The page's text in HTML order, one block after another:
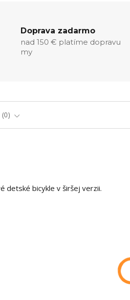
Doprava zadarmo
nad 150 € platíme dopravu
my
0
detské bicykle v širšej verzii.